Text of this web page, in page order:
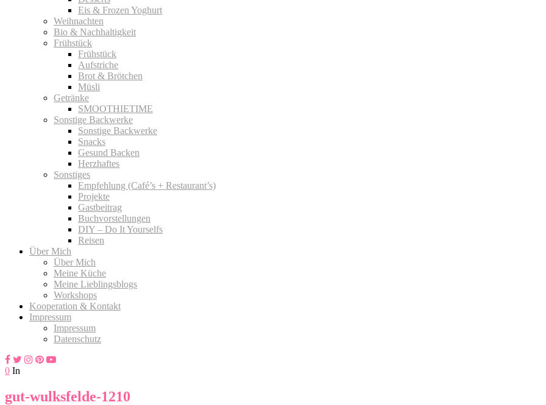
Eis & Frozen Yoghurt
Weihnachten
Bio & Nachhaltigkeit
Frühstück
Frühstück
Aufstriche
Brot & Brötchen
Müsli
Getränke
SMOOTHIETIME
Sonstige Backwerke
Sonstige Backwerke
Snacks
Gesund Backen
Herzhaftes
Sonstiges
Empfehlung (Café’s + Restaurant’s)
Projekte
Gastbeitrag
Buchvorstellungen
DIY – Do It Yourselfs
Reisen
Über Mich
Über Mich
Meine Küche
Meine Lieblingsblogs
Workshops
Kooperation & Kontakt
Impressum
Impressum
Datenschutz
0 In
gut-wulksfelde-1210